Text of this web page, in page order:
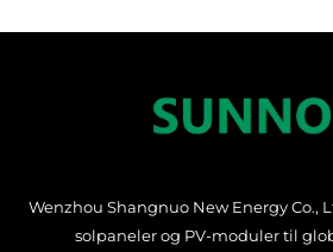
Wenzhou Shangnuo New Energy Co.,
solpaneler og PV-moduler til